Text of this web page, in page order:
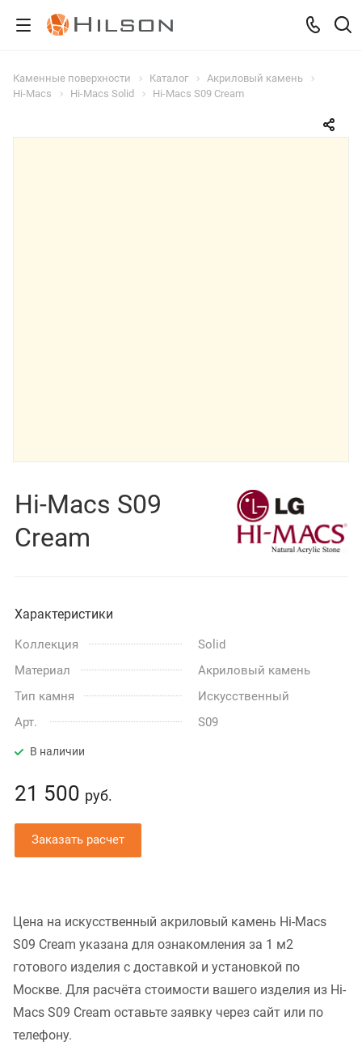
Каменные поверхности Каталог
Акриловый камень
Hi-Macs
Hi-Macs Solid Hi-Macs S09 Cream
Hi-Macs S09
Cream
Характеристики
Коллекция
Solid
Материал
Акриловый камень
Тип камня
Искусственный
Арт.
S09
В наличии
21 500 руб.
Заказать расчет
Цена на искусственный акриловый камень Hi-Macs
S09 Cream указана для ознакомления за 1 м2
готового изделия с доставкой и установкой по
Москве. Для расчёта стоимости вашего изделия из Hi-
Macs S09 Cream оставьте заявку через сайт или по
телефону.